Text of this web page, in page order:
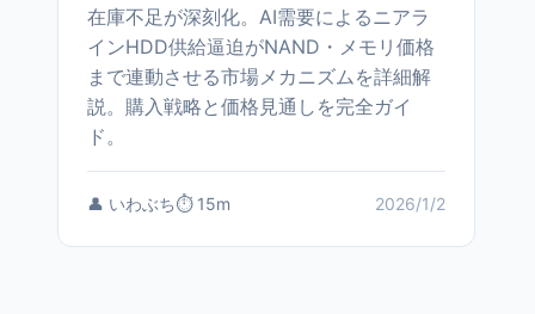
在庫不足が深刻化。AI需要によるニアラ
インHDD供給逼迫がNAND・メモリ価格
まで連動させる市場メカニズムを詳細解
説。購入戦略と価格見通しを完全ガイ
ド。
👤 いわぶち⏱️ 15m 2026/1/2